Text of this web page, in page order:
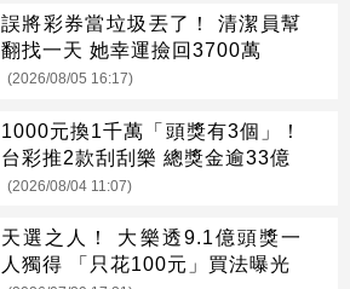
誤將彩券當垃圾丟了！ 清潔員幫
翻找一天 她幸運撿回3700萬
(2026/08/05 16:17)
1000元換1千萬「頭獎有3個」！
台彩推2款刮刮樂 總獎金逾33億
(2026/08/04 11:07)
天選之人！ 大樂透9.1億頭獎一
人獨得 「只花100元」買法曝光